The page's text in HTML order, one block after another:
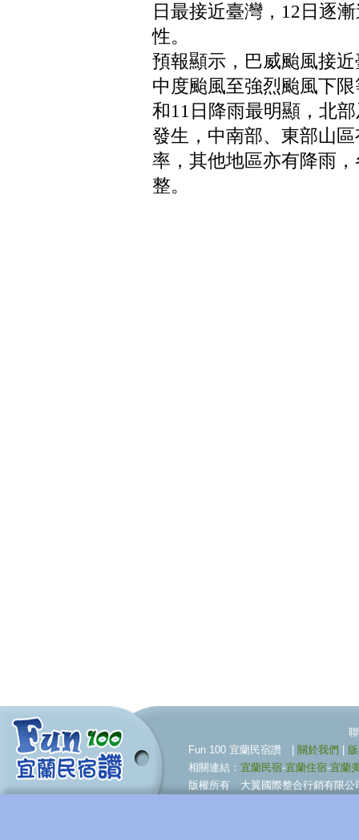
日最接近臺灣，12日逐
性。
預報顯示，巴威颱風接
中度颱風至強烈颱風下
和11日降雨最明顯，北
發生，中南部、東部山
率，其他地區亦有降雨
整。
聯合行銷服務伙
Fun 100 宜蘭民宿讚 | 關於我們
相關連結： 宜蘭民宿-宜蘭住宿-宜蘭
版權所有 大翼國際整合行銷有限公